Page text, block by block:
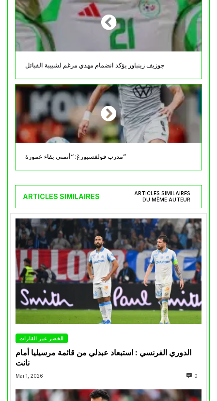
جوزيف زينباور يؤكد انضمام مهدي مرغم لشبيبة القبائل
مدرب فولفسبورغ: “أتمنى بقاء عمورة”
ARTICLES SIMILAIRES
ARTICLES SIMILAIRES
DU MÊME AUTEUR
الخضر عبر القارات
الدوري الفرنسي : استبعاد عبدلي من قائمة مرسيليا أمام
نانت
Mai 1, 2026 0